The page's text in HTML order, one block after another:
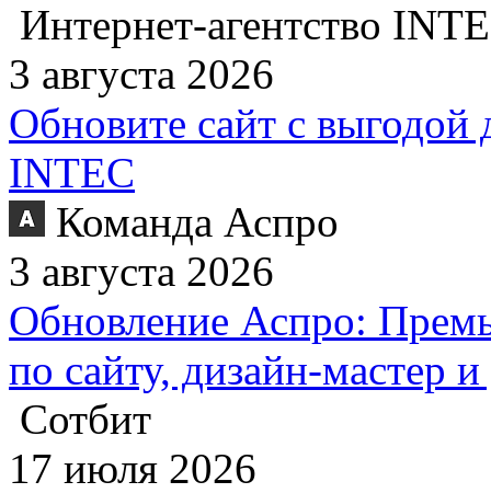
Интернет-агентство
3 августа 2026
Обновите сайт с выгодой
INTEC
Команда Аспро
3 августа 2026
Обновление Аспро:
по сайту, дизайн-мастер
Сотбит
17 июля 2026